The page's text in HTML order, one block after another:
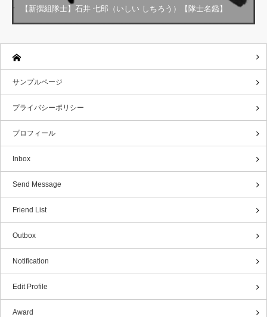
【新撰組隊士】石井 七郎（いしい しちろう）【隊士名鑑】
サンプルページ
プライバシーポリシー
プロフィール
Inbox
Send Message
Friend List
Outbox
Notification
Edit Profile
Award